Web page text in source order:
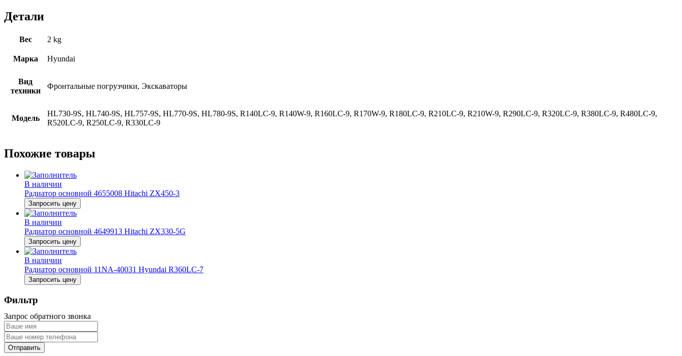
Детали
Вес 2 kg
Марка Hyundai
Вид
техники
Фронтальные погрузчики, Экскаваторы
Модель
HL730-9S, HL740-9S, HL757-9S, HL770-9S, HL780-9S, R140LC-9, R140W-9, R160LC-9, R170W-9, R180LC-9, R210LC-9, R210W-9, R290LC-9, R320LC-9, R380LC-9, R480LC-9,
R520LC-9, R250LC-9, R330LC-9
Похожие товары
В наличии
Радиатор основной 4655008 Hitachi ZX450-3
Запросить цену
В наличии
Радиатор основной 4649913 Hitachi ZX330-5G
Запросить цену
В наличии
Радиатор основной 11NA-40031 Hyundai R360LC-7
Запросить цену
Фильтр
Запрос обратного звонка